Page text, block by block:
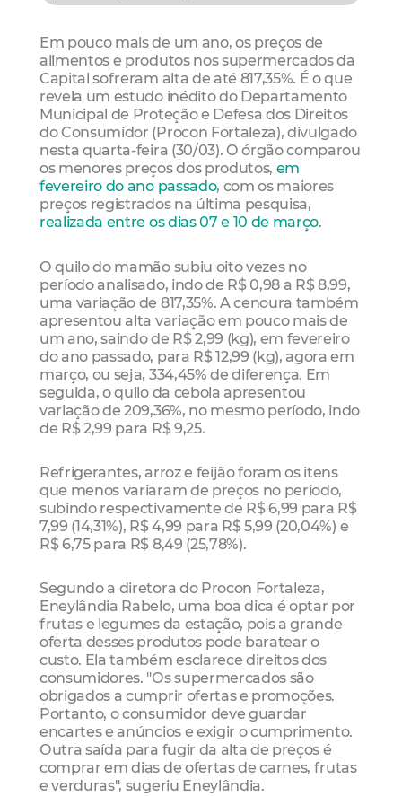
Em pouco mais de um ano, os preços de
alimentos e produtos nos supermercados da
Capital sofreram alta de até 817,35%. É o que
revela um estudo inédito do Departamento
Municipal de Proteção e Defesa dos Direitos
do Consumidor (Procon Fortaleza), divulgado
nesta quarta-feira (30/03). O órgão comparou
os menores preços dos produtos, em
fevereiro do ano passado, com os maiores
preços registrados na última pesquisa,
realizada entre os dias 07 e 10 de março.
O quilo do mamão subiu oito vezes no
período analisado, indo de R$ 0,98 a R$ 8,99,
uma variação de 817,35%. A cenoura também
apresentou alta variação em pouco mais de
um ano, saindo de R$ 2,99 (kg), em fevereiro
do ano passado, para R$ 12,99 (kg), agora em
março, ou seja, 334,45% de diferença. Em
seguida, o quilo da cebola apresentou
variação de 209,36%, no mesmo período, indo
de R$ 2,99 para R$ 9,25.
Refrigerantes, arroz e feijão foram os itens
que menos variaram de preços no período,
subindo respectivamente de R$ 6,99 para R$
7,99 (14,31%), R$ 4,99 para R$ 5,99 (20,04%) e
R$ 6,75 para R$ 8,49 (25,78%).
Segundo a diretora do Procon Fortaleza,
Eneylândia Rabelo, uma boa dica é optar por
frutas e legumes da estação, pois a grande
oferta desses produtos pode baratear o
custo. Ela também esclarece direitos dos
consumidores. "Os supermercados são
obrigados a cumprir ofertas e promoções.
Portanto, o consumidor deve guardar
encartes e anúncios e exigir o cumprimento.
Outra saída para fugir da alta de preços é
comprar em dias de ofertas de carnes, frutas
e verduras", sugeriu Eneylândia.